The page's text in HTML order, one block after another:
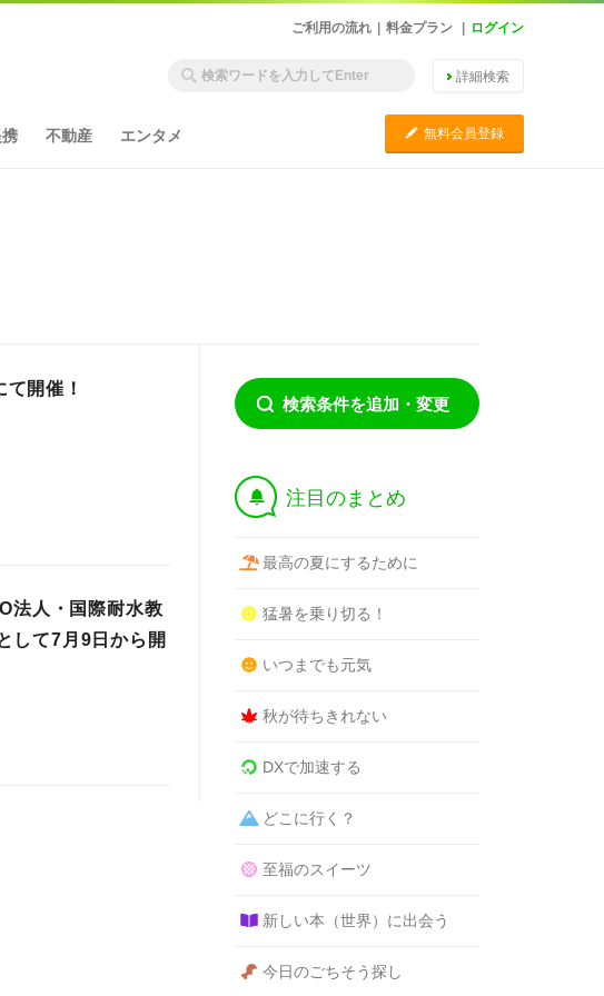
ご利用の流れ 料金プラン ログイン
詳細検索
不動産 エンタメ C 無料会員登録
開催！
法人・国際耐水教
して7月9日から開
検索条件を追加・変更
† 注目のまとめ
最高の夏にするために
猛暑を乗り切る！
いつまでも元気
秋が待ちきれない
DXで加速する
どこに行く？
至福のスイーツ
新しい本（世界）に出会う
今日のごちそう探し